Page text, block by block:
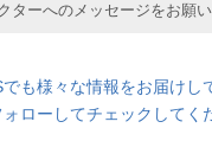
ターへのメッセージをお願
でも様々な情報をお届けし
ォローしてチェックしてく